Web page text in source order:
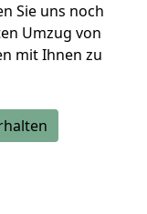
Sie uns noch
Umzug von
mit Ihnen zu